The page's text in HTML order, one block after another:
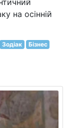
на осінній
Зодіак
Бізнес